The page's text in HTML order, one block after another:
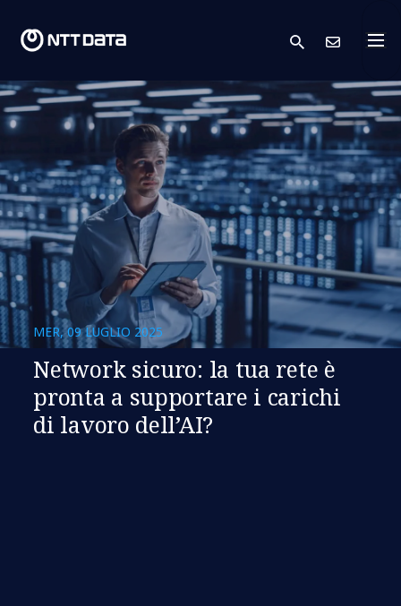
search
MER, 09 LUGLIO 2025
Network sicuro: la tua rete è
pronta a supportare i carichi
di lavoro dell’AI?